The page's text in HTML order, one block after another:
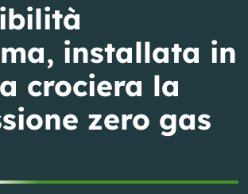
installata in
crociera la
zero gas